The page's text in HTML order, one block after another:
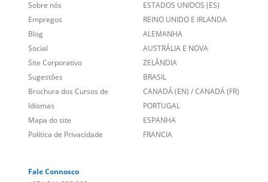
Sobre nós
Empregos
Blog
Social
Site Corporativo
Sugestões
Brochura dos Cursos de
Idiomas
Mapa do site
Política de Privacidade
ESTADOS UNIDOS (ES)
REINO UNIDO E IRLANDA
ALEMANHA
AUSTRÁLIA E NOVA
ZELÂNDIA
BRASIL
CANADÁ (EN) /CANADÁ (FR)
PORTUGAL
ESPANHA
FRANCIA
Fale Connosco